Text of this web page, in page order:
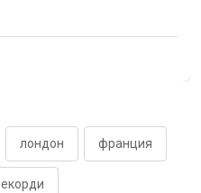
лондон франция